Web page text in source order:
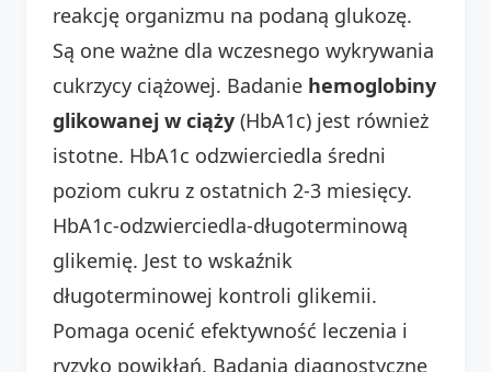
reakcję organizmu na podaną glukozę.
Są one ważne dla wczesnego wykrywania
cukrzycy ciążowej. Badanie hemoglobiny
glikowanej w ciąży (HbA1c) jest również
istotne. HbA1c odzwierciedla średni
poziom cukru z ostatnich 2-3 miesięcy.
HbA1c-odzwierciedla-długoterminową
glikemię. Jest to wskaźnik
długoterminowej kontroli glikemii.
Pomaga ocenić efektywność leczenia i
ryzyko powikłań. Badania diagnostyczne